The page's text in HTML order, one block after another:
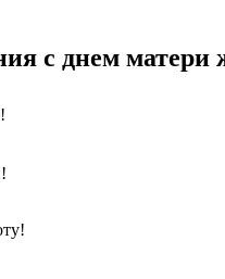
с днем матери